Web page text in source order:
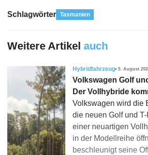
Schlagwörter Tasmanien
Weitere Artikel auch
Hybridfahrzeug 5. August
Volkswagen Golf
Der Vollhybride
Volkswagen wird die
die neuen Golf und
einer neuartigen
in der Modellreihe
beschleunigt seine